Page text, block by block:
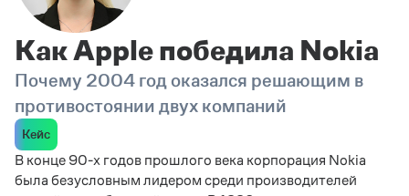
Как Apple победила Nokia
Почему 2004 год оказался решающим в
противостоянии двух компаний
Кейс
В конце 90-х годов прошлого века корпорация Nokia
была безусловным лидером среди производителей